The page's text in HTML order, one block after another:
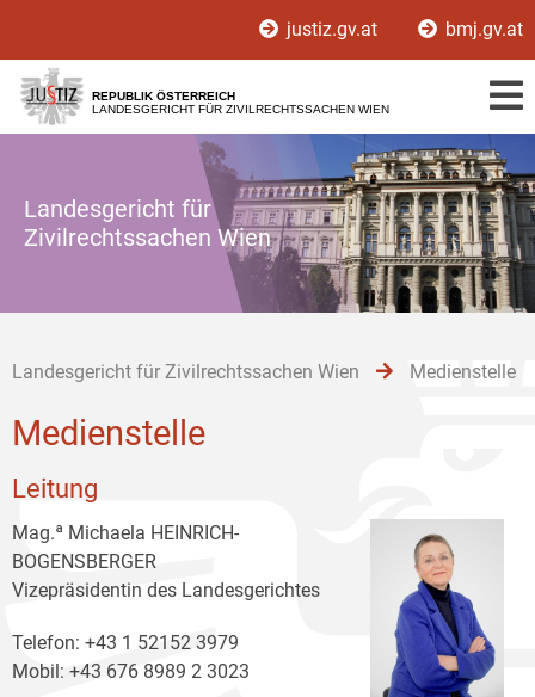
[1]
[2]
[3]
justiz.gv.at bmj.gv.at
REPUBLIK ÖSTERREICH
LANDESGERICHT FÜR ZIVILRECHTSSACHEN WIEN
Landesgericht für
Zivilrechtssachen Wien
Landesgericht für Zivilrechtssachen Wien Medienstelle
Medienstelle
Leitung
Mag.ª Michaela HEINRICH-
BOGENSBERGER
Vizepräsidentin des Landesgerichtes
Telefon: +43 1 52152 3979
Mobil: +43 676 8989 2 3023